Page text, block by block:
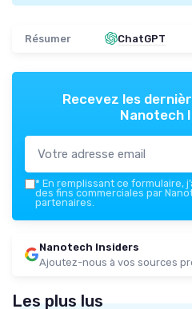
Résumer ChatGPT
Recevez les
Nanotech
* En remplissant ce formulaire,
des fins commerciales par
partenaires.
Nanotech Insiders
Ajoutez-nous à vos sources
Les plus lus